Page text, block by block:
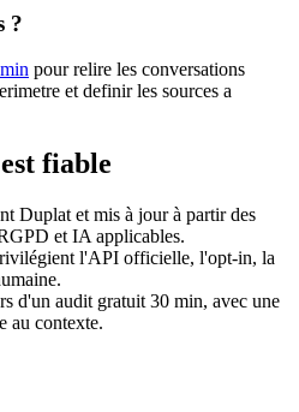
?
pour relire les conversations
et definir les sources a
fiable
Duplat et mis à jour à partir des
et IA applicables.
l'API officielle, l'opt-in, la
d'un audit gratuit 30 min, avec une
au contexte.